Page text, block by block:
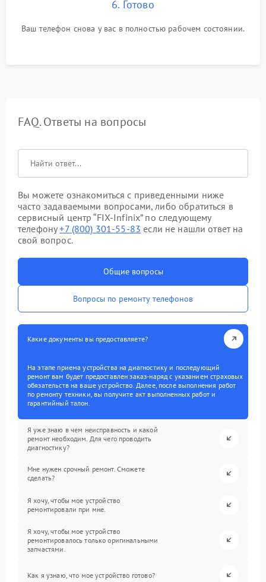
6. Готово
Ваш телефон снова у вас в полностью рабочем состоянии.
FAQ. Ответы на вопросы
Вы можете ознакомиться с приведенными ниже
часто задаваемыми вопросами, либо обратиться в
сервисный центр “FIX-Infinix” по следующему
телефону+7 (800) 301-55-83 если не нашли ответ на
свой вопрос.
Общие вопросы
Вопросы по ремонту телефонов
Какие документы вы предоставляете?
На этапе приема устройства на диагностику и последующий
ремонт вам будет предоставлен заказ-наряд с указанием страховых
обязательств на ваше устройство. Далее, после выполнения работ
по ремонту техники, вы получите акт выполненных работ и
гарантийный талон.
Я уже знаю в чем неисправность и какой
ремонт необходим. Для чего проводить
диагностику?
Мне нужен срочный ремонт. Сможете
сделать?
Я хочу, чтобы мое устройство
ремонтировали при мне.
Я хочу, чтобы мое устройство
ремонтировалось только оригинальными
запчастями.
Как я узнаю, что мое устройство готово?